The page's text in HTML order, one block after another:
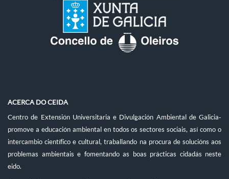
ACERCA DO CEIDA
Centro de Extensión Universitaria e Divulgación Ambiental de Galicia-
promove a educación ambiental en todos os sectores sociais, así como o
intercambio científico e cultural, traballando na procura de solucións aos
problemas ambientais e fomentando as boas prácticas cidadás neste
eido.